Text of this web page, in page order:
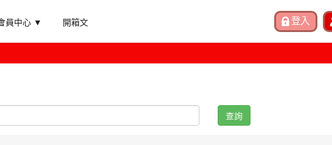
員中心 ▼ 開箱文
查詢